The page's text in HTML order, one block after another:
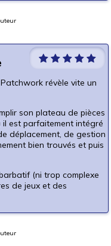
révèle vite un
son plateau de pièces
est parfaitement intégré
déplacement, de gestion
bien trouvés et puis
(ni trop complexe
de jeux et des